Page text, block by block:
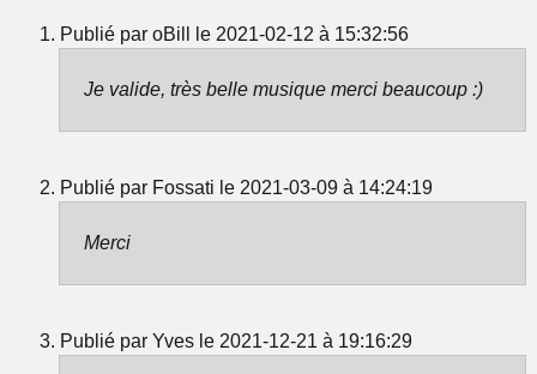
Publié par oBill le 2021-02-12 à 15:32:56
Je valide, très belle musique merci beaucoup :)
Publié par Fossati le 2021-03-09 à 14:24:19
Merci
Publié par Yves le 2021-12-21 à 19:16:29